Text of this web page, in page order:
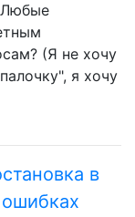
Любые
(Я не хочу
я хочу
в